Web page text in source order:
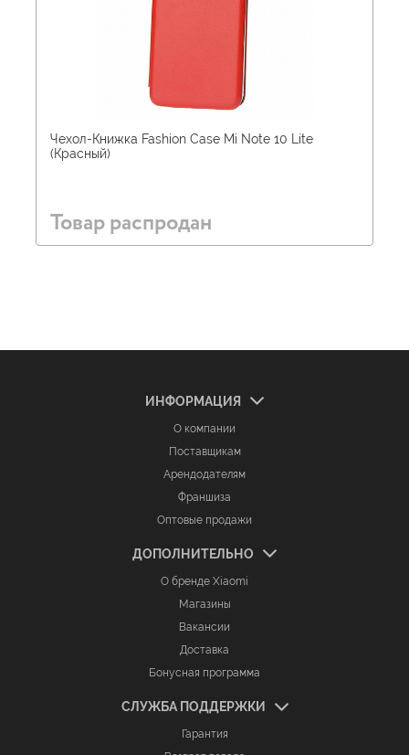
Чехол-Книжка Fashion Case Mi Note 10 Lite
(Красный)
Товар распродан
ИНФОРМАЦИЯ
О компании
Поставщикам
Арендодателям
Франшиза
Оптовые продажи
ДОПОЛНИТЕЛЬНО
О бренде Xiaomi
Магазины
Вакансии
Доставка
Бонусная программа
СЛУЖБА ПОДДЕРЖКИ
Гарантия